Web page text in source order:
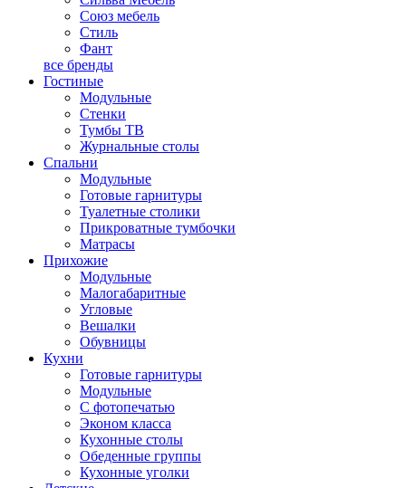
Союз мебель
Стиль
Фант
все бренды
Гостиные
Модульные
Стенки
Тумбы ТВ
Журнальные столы
Спальни
Модульные
Готовые гарнитуры
Туалетные столики
Прикроватные тумбочки
Матрасы
Прихожие
Модульные
Малогабаритные
Угловые
Вешалки
Обувницы
Кухни
Готовые гарнитуры
Модульные
С фотопечатью
Эконом класса
Кухонные столы
Обеденные группы
Кухонные уголки